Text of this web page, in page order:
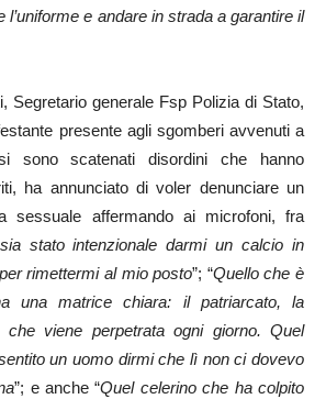
l’uniforme e andare in strada a garantire il
Segretario generale Fsp Polizia di Stato,
presente agli sgomberi avvenuti a
sono scatenati disordini che hanno
ha annunciato di voler denunciare un
sessuale affermando ai microfoni, fra
stato intenzionale darmi un calcio in
rimettermi al mio posto”; “Quello che è
una matrice chiara: il patriarcato, la
che viene perpetrata ogni giorno. Quel
un uomo dirmi che lì non ci dovevo
”; e anche “Quel celerino che ha colpito